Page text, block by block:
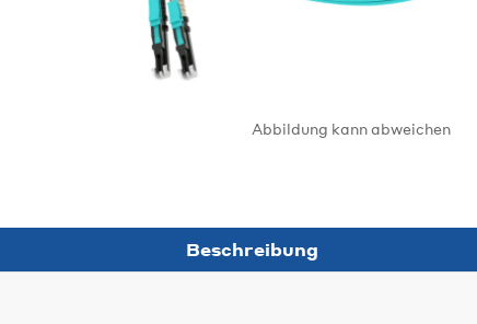
Abbildung kann abweichen
Beschreibung